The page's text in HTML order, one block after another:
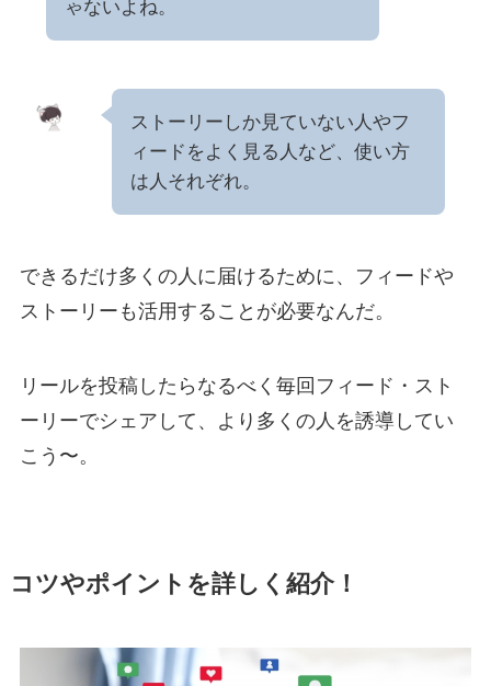
ゃないよね。
ストーリーしか見ていない人やフ
ィードをよく見る人など、使い方
は人それぞれ。
できるだけ多くの人に届けるために、フィードや
ストーリーも活用することが必要なんだ。
リールを投稿したらなるべく毎回フィード・スト
ーリーでシェアして、より多くの人を誘導してい
こう〜。
コツやポイントを詳しく紹介！